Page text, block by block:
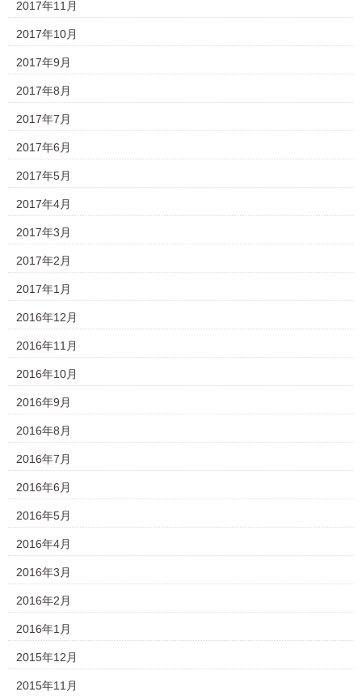
2017年11月
2017年10月
2017年9月
2017年8月
2017年7月
2017年6月
2017年5月
2017年4月
2017年3月
2017年2月
2017年1月
2016年12月
2016年11月
2016年10月
2016年9月
2016年8月
2016年7月
2016年6月
2016年5月
2016年4月
2016年3月
2016年2月
2016年1月
2015年12月
2015年11月